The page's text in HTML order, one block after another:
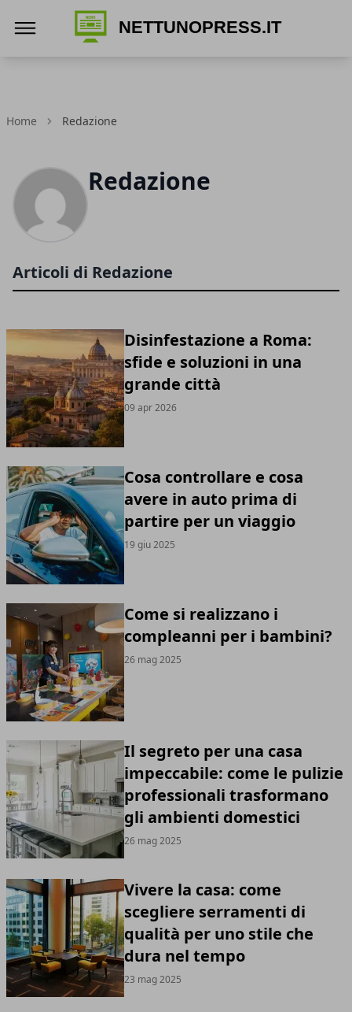
Home Redazione
Redazione
Articoli di Redazione
Disinfestazione a Roma:
sfide e soluzioni in una
grande città
09 apr 2026
Cosa controllare e cosa
avere in auto prima di
partire per un viaggio
19 giu 2025
Come si realizzano i
compleanni per i bambini?
26 mag 2025
Il segreto per una casa
impeccabile: come le pulizie
professionali trasformano
gli ambienti domestici
26 mag 2025
Vivere la casa: come
scegliere serramenti di
qualità per uno stile che
dura nel tempo
23 mag 2025